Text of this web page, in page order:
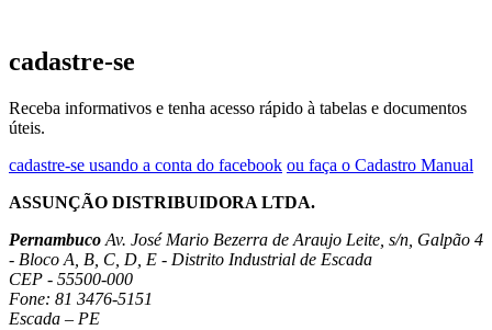
cadastre-se
Receba informativos e tenha acesso rápido à tabelas e documentos
úteis.
cadastre-se usando a conta do facebook ou faça o Cadastro Manual
ASSUNÇÃO DISTRIBUIDORA LTDA.
Pernambuco Av. José Mario Bezerra de Araujo Leite, s/n, Galpão 4
- Bloco A, B, C, D, E - Distrito Industrial de Escada
CEP - 55500-000
Fone: 81 3476-5151
Escada – PE